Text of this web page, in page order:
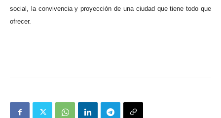
social, la convivencia y proyección de una ciudad que tiene todo que
ofrecer.